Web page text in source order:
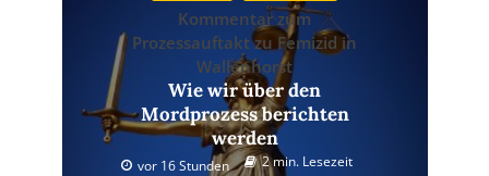
Kommentar zum
Prozessauftakt zu Femizid in
Wallenhorst
Wie wir über den
Mordprozess berichten
werden
vor 16 Stunden 2 min. Lesezeit